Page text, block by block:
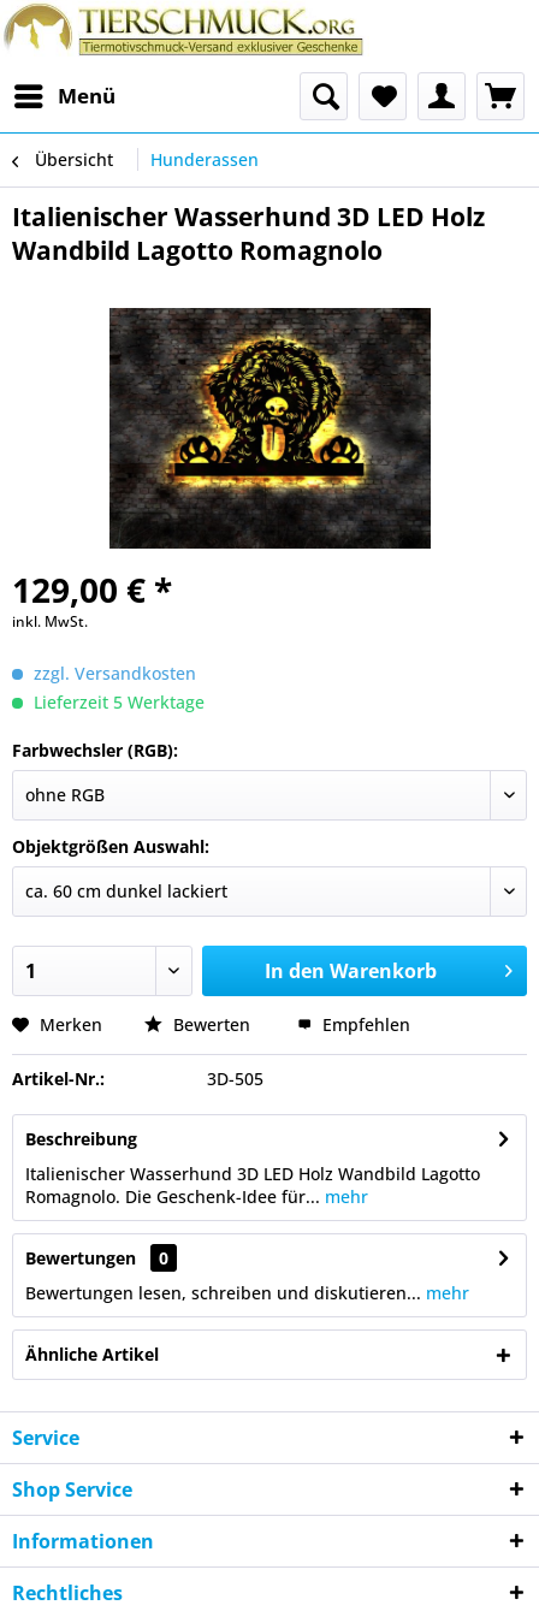
Menü
Übersicht Hunderassen
Italienischer Wasserhund 3D LED Holz
Wandbild Lagotto Romagnolo
129,00 € *
inkl. MwSt.
zzgl. Versandkosten
Lieferzeit 5 Werktage
Farbwechsler (RGB):
Objektgrößen Auswahl:
In den Warenkorb
Merken Bewerten Empfehlen
Artikel-Nr.: 3D-505
Beschreibung
Italienischer Wasserhund 3D LED Holz Wandbild Lagotto
Romagnolo. Die Geschenk-Idee für... mehr
Bewertungen
0
Bewertungen lesen, schreiben und diskutieren... mehr
Ähnliche Artikel
Service
Shop Service
Informationen
Rechtliches